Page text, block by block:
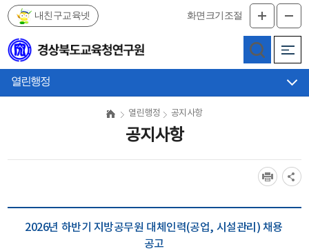
내친구교육넷 화면크기조절
인
메
열린행정
열린행정 공지사항
공지사항
2026년 하반기 지방공무원 대체인력(공업, 시설관리) 채용
공고